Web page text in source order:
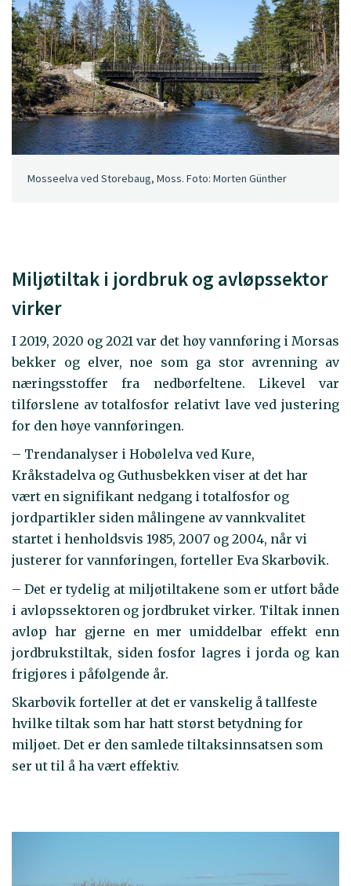
Mosseelva ved Storebaug, Moss. Foto: Morten Günther
Miljøtiltak i jordbruk og avløpssektor
virker
I 2019, 2020 og 2021 var det høy vannføring i Morsas
bekker og elver, noe som ga stor avrenning av
næringsstoffer fra nedbørfeltene. Likevel var
tilførslene av totalfosfor relativt lave ved justering
for den høye vannføringen.
– Trendanalyser i Hobølelva ved Kure,
Kråkstadelva og Guthusbekken viser at det har
vært en signifikant nedgang i totalfosfor og
jordpartikler siden målingene av vannkvalitet
startet i henholdsvis 1985, 2007 og 2004, når vi
justerer for vannføringen, forteller Eva Skarbøvik.
– Det er tydelig at miljøtiltakene som er utført både
i avløpssektoren og jordbruket virker. Tiltak innen
avløp har gjerne en mer umiddelbar effekt enn
jordbrukstiltak, siden fosfor lagres i jorda og kan
frigjøres i påfølgende år.
Skarbøvik forteller at det er vanskelig å tallfeste
hvilke tiltak som har hatt størst betydning for
miljøet. Det er den samlede tiltaksinnsatsen som
ser ut til å ha vært effektiv.